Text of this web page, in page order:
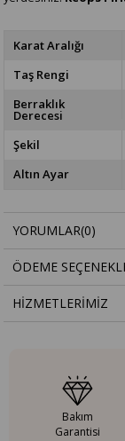
Karat Aralığı
Taş Rengi
Berraklık
Derecesi
Şekil
Altın Ayar
YORUMLAR(0)
ÖDEME
HIZMETLERIMIZ
Bakım
Garantisi